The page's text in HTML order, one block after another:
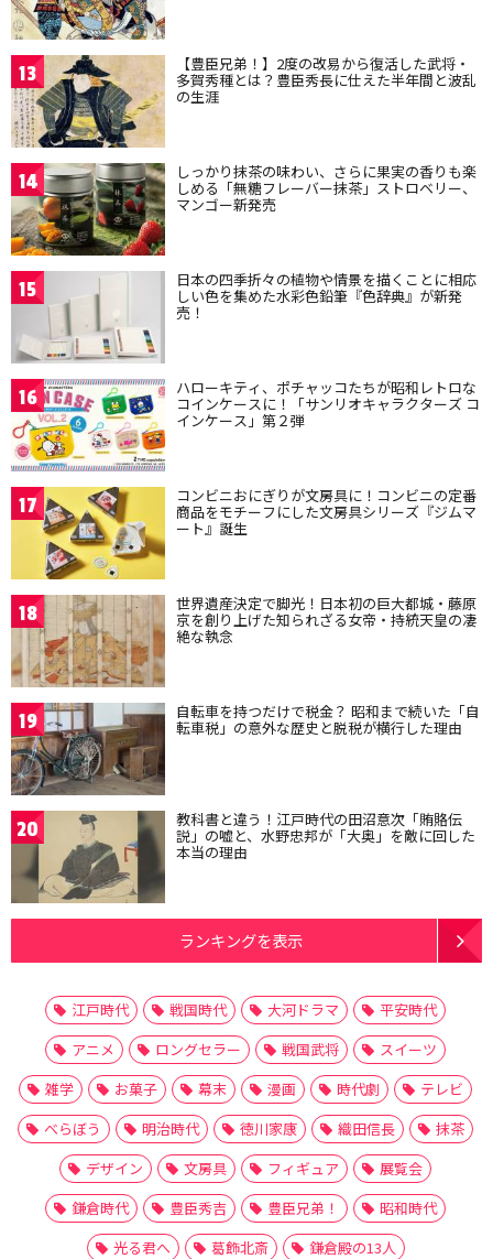
13 【豊臣兄弟！】2度の改易から復活した武将・
多賀秀種とは？豊臣秀長に仕えた半年間と波乱
の生涯
14 しっかり抹茶の味わい、さらに果実の香りも楽
しめる「無糖フレーバー抹茶」ストロベリー、
マンゴー新発売
15 日本の四季折々の植物や情景を描くことに相応
しい色を集めた水彩色鉛筆『色辞典』が新発
売！
16 ハローキティ、ポチャッコたちが昭和レトロな
コインケースに！「サンリオキャラクターズ コ
インケース」第２弾
17 コンビニおにぎりが文房具に！コンビニの定番
商品をモチーフにした文房具シリーズ『ジムマ
ート』誕生
18 世界遺産決定で脚光！日本初の巨大都城・藤原
京を創り上げた知られざる女帝・持統天皇の凄
絶な執念
19 自転車を持つだけで税金？ 昭和まで続いた「自
転車税」の意外な歴史と脱税が横行した理由
20 教科書と違う！江戸時代の田沼意次「賄賂伝
説」の嘘と、水野忠邦が「大奥」を敵に回した
本当の理由
ランキングを表示
江戸時代 戦国時代 大河ドラマ
平安時代
アニメ
ロングセラー 戦国武将
スイーツ
雑学
お菓子 幕末 漫画 時代劇
テレビ
べらぼう
明治時代 徳川家康 織田信長
抹茶
デザイン
文房具 フィギュア
展覧会
鎌倉時代
豊臣秀吉 豊臣兄弟！
昭和時代
光る君へ
葛飾北斎 鎌倉殿の13人